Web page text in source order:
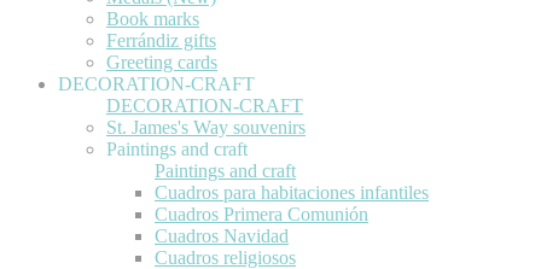
Book marks
Ferrándiz gifts
Greeting cards
DECORATION-CRAFT
DECORATION-CRAFT
St. James's Way souvenirs
Paintings and craft
Paintings and craft
Cuadros para habitaciones infantiles
Cuadros Primera Comunión
Cuadros Navidad
Cuadros religiosos